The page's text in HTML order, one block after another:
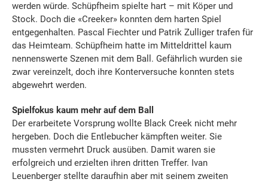
werden würde. Schüpfheim spielte hart – mit Köper und
Stock. Doch die «Creeker» konnten dem harten Spiel
entgegenhalten. Pascal Fiechter und Patrik Zulliger trafen für
das Heimteam. Schüpfheim hatte im Mitteldrittel kaum
nennenswerte Szenen mit dem Ball. Gefährlich wurden sie
zwar vereinzelt, doch ihre Konterversuche konnten stets
abgewehrt werden.
Spielfokus kaum mehr auf dem Ball
Der erarbeitete Vorsprung wollte Black Creek nicht mehr
hergeben. Doch die Entlebucher kämpften weiter. Sie
mussten vermehrt Druck ausüben. Damit waren sie
erfolgreich und erzielten ihren dritten Treffer. Ivan
Leuenberger stellte daraufhin aber mit seinem zweiten